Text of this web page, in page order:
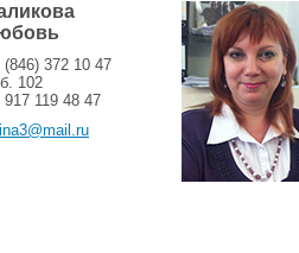
(846) 372 10 47
102
917 119 48 47